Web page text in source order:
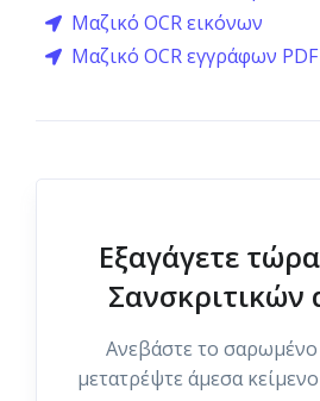
Μαζικό OCR εικόνων
Μαζικό OCR εγγράφων PDF
Εξαγάγετε
Σανσκριτικών
Ανεβάστε το σαρωμένο
μετατρέψτε άμεσα